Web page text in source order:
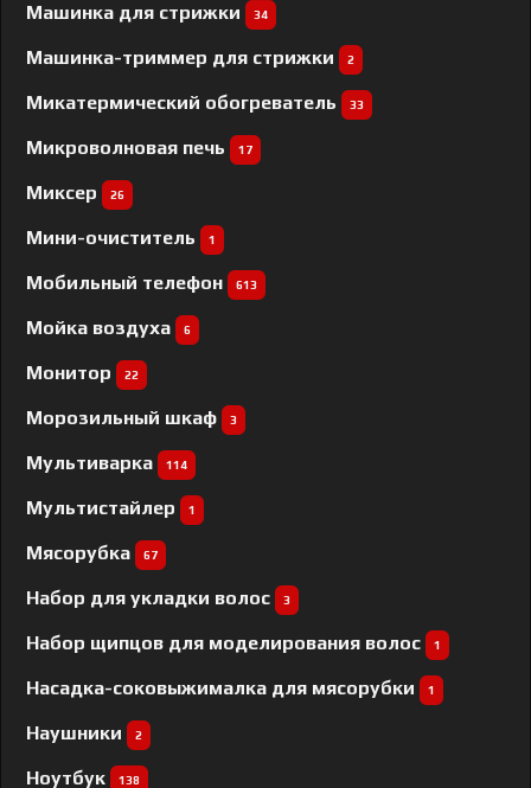
Машинка для стрижки 34
Машинка-триммер для стрижки 2
Микатермический обогреватель 33
Микроволновая печь 17
Миксер 26
Мини-очиститель 1
Мобильный телефон 613
Мойка воздуха 6
Монитор 22
Морозильный шкаф 3
Мультиварка 114
Мультистайлер 1
Мясорубка 67
Набор для укладки волос 3
Набор щипцов для моделирования волос 1
Насадка-соковыжималка для мясорубки 1
Наушники 2
Ноутбук 138